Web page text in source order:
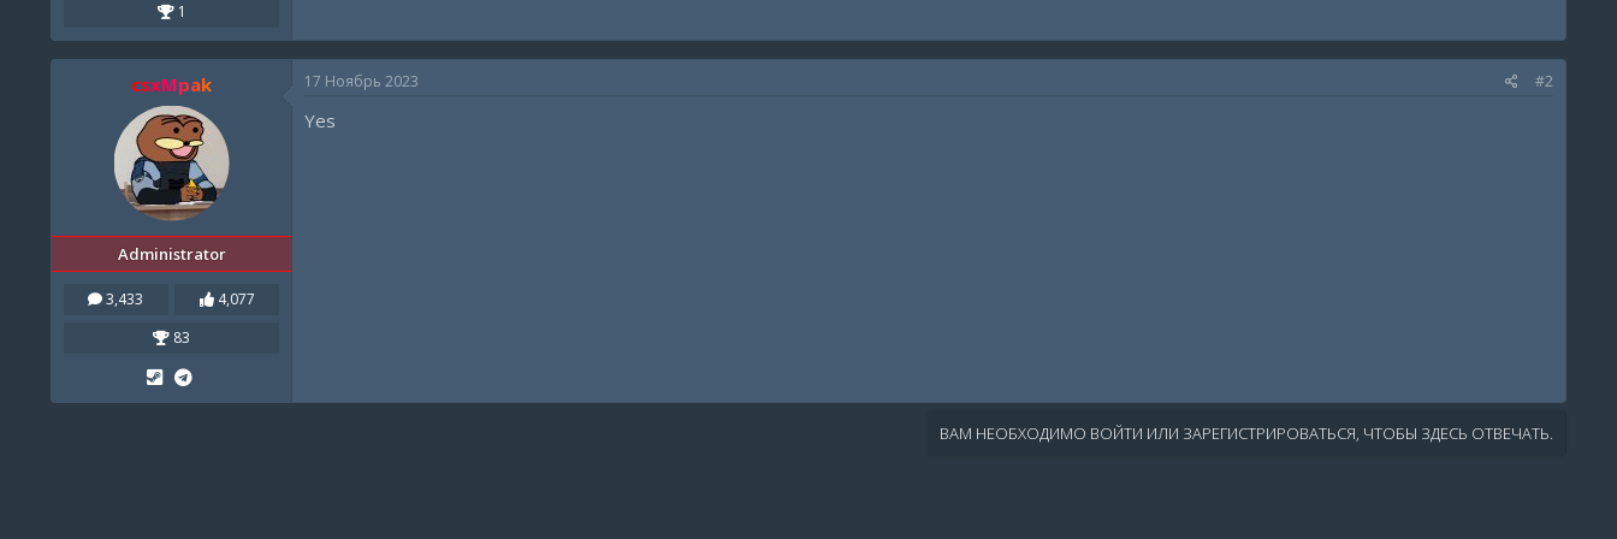
1
csxMpak
Administrator
3,433
4,077
83
17 Ноябрь 2023 #2
Yes
ВАМ НЕОБХОДИМО ВОЙТИ ИЛИ ЗАРЕГИСТРИРОВАТЬСЯ, ЧТОБЫ ЗДЕСЬ ОТВЕЧАТЬ.